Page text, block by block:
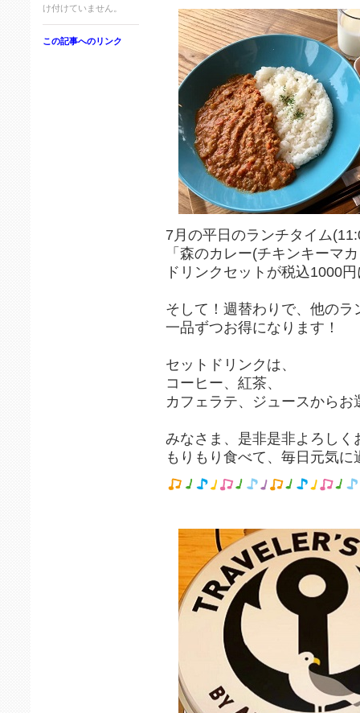
け付けていません。
この記事へのリンク
7月の平日のランチタイム
「森のカレー(チキンキーマ
ドリンクセットが税込1000
そして！週替わりで、他のラ
一品ずつお得になります！
セットドリンクは、
コーヒー、紅茶、
カフェラテ、ジュースからお
みなさま、是非是非よろしく
もりもり食べて、毎日元気に